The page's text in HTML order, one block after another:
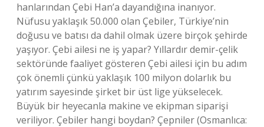
hanlarından Çebi Han’a dayandığına inanıyor.
Nüfusu yaklaşık 50.000 olan Çebiler, Türkiye’nin
doğusu ve batısı da dahil olmak üzere birçok şehirde
yaşıyor. Çebi ailesi ne iş yapar? Yıllardır demir-çelik
sektöründe faaliyet gösteren Çebi ailesi için bu adım
çok önemli çünkü yaklaşık 100 milyon dolarlık bu
yatırım sayesinde şirket bir üst lige yükselecek.
Büyük bir heyecanla makine ve ekipman siparişi
veriliyor. Çebiler hangi boydan? Çepniler (Osmanlıca: